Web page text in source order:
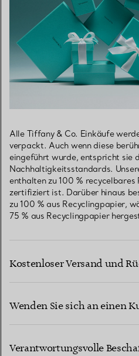
Alle Tiffany & Co. Einkäufe
verpackt. Auch wenn diese
eingeführt wurde, entspricht sie
Nachhaltigkeitsstandards.
enthalten zu 100 %
zertifiziert ist. Darüber hinaus
zu 100 % aus Recyclingpapier,
75 % aus Recyclingpapier
Kostenloser Versand und
Wenden Sie sich an einen
Verantwortungsvolle